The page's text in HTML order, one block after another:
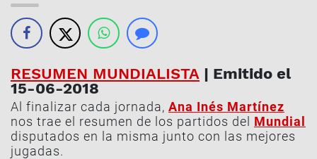
RESUMEN MUNDIALISTA | Emitido el
15-06-2018
Al finalizar cada jornada, Ana Inés Martínez
nos trae el resumen de los partidos del Mundial
disputados en la misma junto con las mejores
jugadas.